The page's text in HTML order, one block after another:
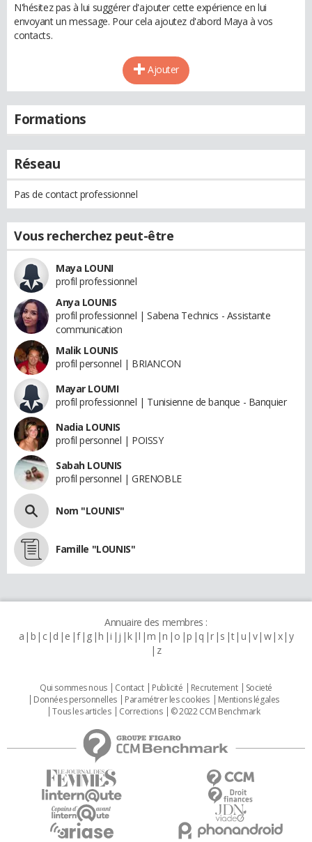
N'hésitez pas à lui suggérer d'ajouter cette expérience en lui
envoyant un message. Pour cela ajoutez d'abord Maya à vos
contacts.
Ajouter
Formations
Réseau
Pas de contact professionnel
Vous recherchez peut-être
Maya LOUNI
profil professionnel
Anya LOUNIS
profil professionnel | Sabena Technics - Assistante
communication
Malik LOUNIS
profil personnel | BRIANCON
Mayar LOUMI
profil professionnel | Tunisienne de banque - Banquier
Nadia LOUNIS
profil personnel | POISSY
Sabah LOUNIS
profil personnel | GRENOBLE
Nom "LOUNIS"
Famille "LOUNIS"
Annuaire des membres :
a b c d e f g h i j k l m n o p q r s t u v w x y
z
Qui sommes nous Contact Publicité Recrutement
Societé
Données personnelles
Paramétrer les cookies
Mentions légales
Tous les articles
Corrections © 2022 CCM Benchmark